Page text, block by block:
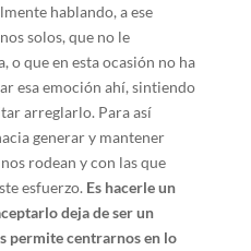
hablando, a ese
solos, que no le
o que en esta ocasión no ha
esa emoción ahí, sintiendo
arreglarlo. Para así
generar y mantener
rodean y con las que
esfuerzo. Es hacerle un
deja de ser un
permite centrarnos en lo